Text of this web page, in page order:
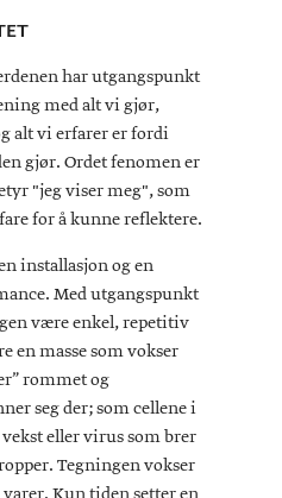
har utgangspunkt
med alt vi gjør,
alt vi erfarer er fordi
gjør. Ordet fenomen er
"jeg viser meg", som
for å kunne reflektere.
installasjon og en
Med utgangspunkt
være enkel, repetitiv
en masse som vokser
rommet og
seg der; som cellene i
eller virus som brer
Tegningen vokser